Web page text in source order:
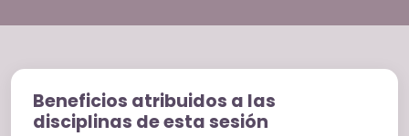
Beneficios atribuidos a las
disciplinas de esta sesión